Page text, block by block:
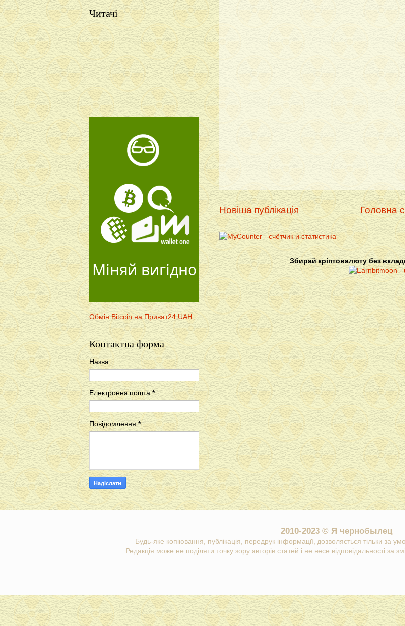
Новіша публікація Головна
Збирай кріптовалюту без
Читачі
Міняй вигідно
Обмін Bitcoin на Приват24 UAH
Контактна форма
Назва
Електронна пошта*
Повідомлення*
2010-2023 © Я чернобылец
Будь-яке копіювання, публікація, передрук інформації, дозволяється тільки за
Редакція може не поділяти точку зору авторів статей і не несе відповідальності за